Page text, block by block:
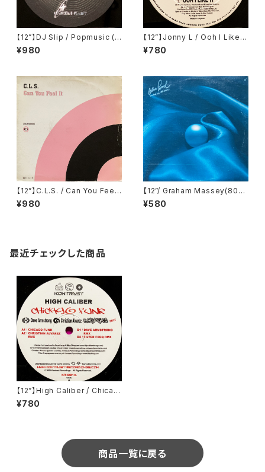
【12”】DJ Slip / Popmusic (K
anzleramt) (KA 26)
¥980
【12”】Jonny L / Ooh I Like It
(XL Recordings) (XLT 44)
¥780
【12”】C.L.S. / Can You Feel I
t (Satellite) (3 Beat Record
s) (74321 58016 1)
¥980
【12”/ Graham Massey(808
State) Remix】Blue Pearl /
Naked In The Rain (Big Lif
¥580
最近チェックした商品
【12”】High Caliber / Chicag
o Funk (Kontrast) (KR-004
A)
¥780
商品一覧に戻る